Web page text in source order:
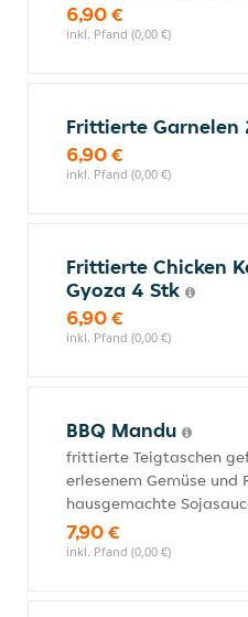
6,90 €
inkl. Pfand (0,00 €)
Frittierte Garnelen
6,90 €
inkl. Pfand (0,00 €)
Frittierte Chicken
Gyoza 4 Stk
6,90 €
inkl. Pfand (0,00 €)
BBQ Mandu
frittierte Teigtaschen
erlesenem Gemüse und
hausgemachte
7,90 €
inkl. Pfand (0,00 €)